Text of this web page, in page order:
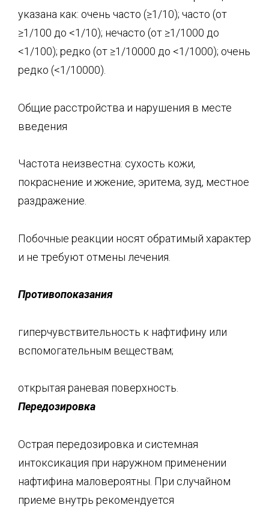
указана как: очень часто (≥1/10); часто (от
≥1/100 до <1/10); нечасто (от ≥1/1000 до
<1/100); редко (от ≥1/10000 до <1/1000); очень
редко (<1/10000).
Общие расстройства и нарушения в месте
введения
Частота неизвестна: сухость кожи,
покраснение и жжение, эритема, зуд, местное
раздражение.
Побочные реакции носят обратимый характер
и не требуют отмены лечения.
Противопоказания
гиперчувствительность к нафтифину или
вспомогательным веществам;
открытая раневая поверхность.
Передозировка
Острая передозировка и системная
интоксикация при наружном применении
нафтифина маловероятны. При случайном
приеме внутрь рекомендуется